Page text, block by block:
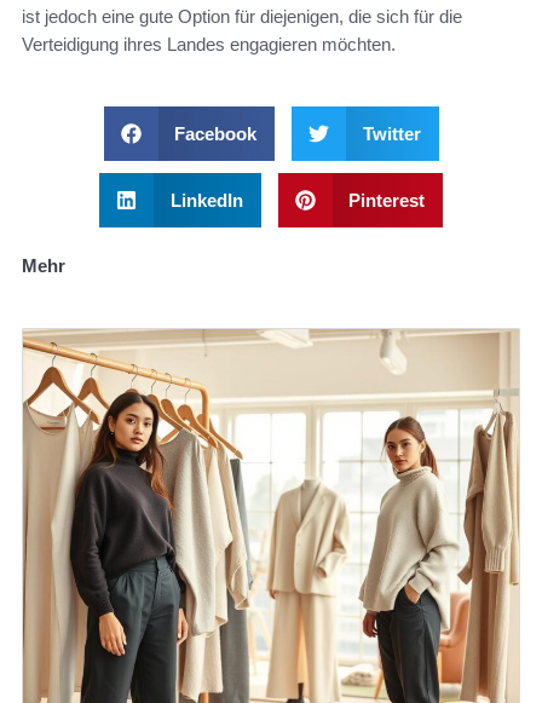
ist jedoch eine gute Option für diejenigen, die sich für die
Verteidigung ihres Landes engagieren möchten.
Facebook Twitter
LinkedIn Pinterest
Mehr